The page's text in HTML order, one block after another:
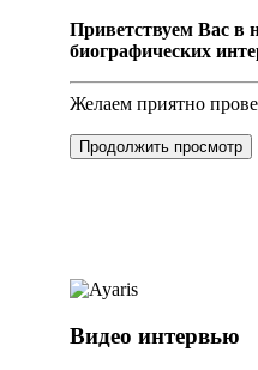
Приветствуем Вас в
биографических
Желаем приятно
Продолжить просмотр
Видео интервью